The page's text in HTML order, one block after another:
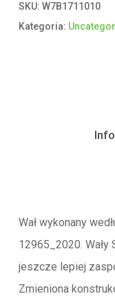
SKU: W7B1711010
Kategoria:
Wał wykonany
12965_2020. Wały
jeszcze lepiej
Zmieniona